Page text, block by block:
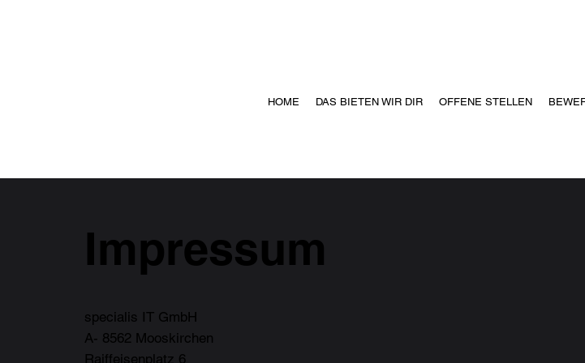
HOME DAS BIETEN WIR DIR OFFENE STELLEN
Impressum
specialis IT GmbH
A- 8562 Mooskirchen
Raiffeisenplatz 6